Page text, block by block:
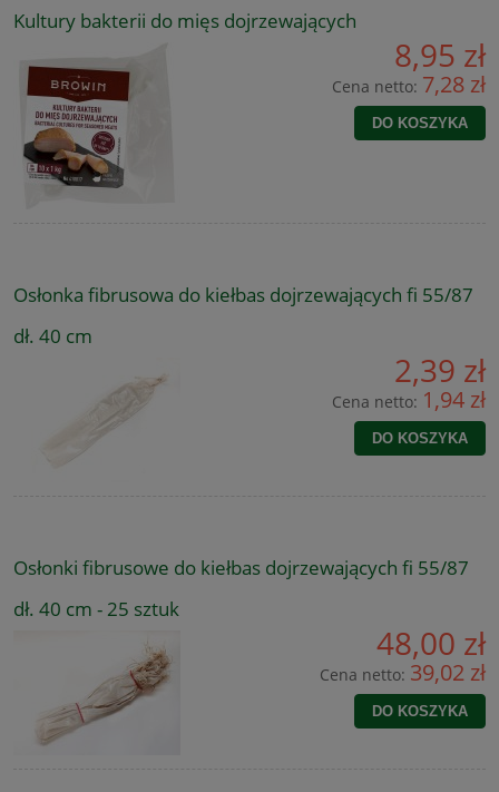
Kultury bakterii do mięs dojrzewających
8,95 zł
Cena netto: 7,28 zł
DO KOSZYKA
Osłonka fibrusowa do kiełbas dojrzewających fi 55/87
dł. 40 cm
2,39 zł
Cena netto: 1,94 zł
DO KOSZYKA
Osłonki fibrusowe do kiełbas dojrzewających fi 55/87
dł. 40 cm - 25 sztuk
48,00 zł
Cena netto: 39,02 zł
DO KOSZYKA